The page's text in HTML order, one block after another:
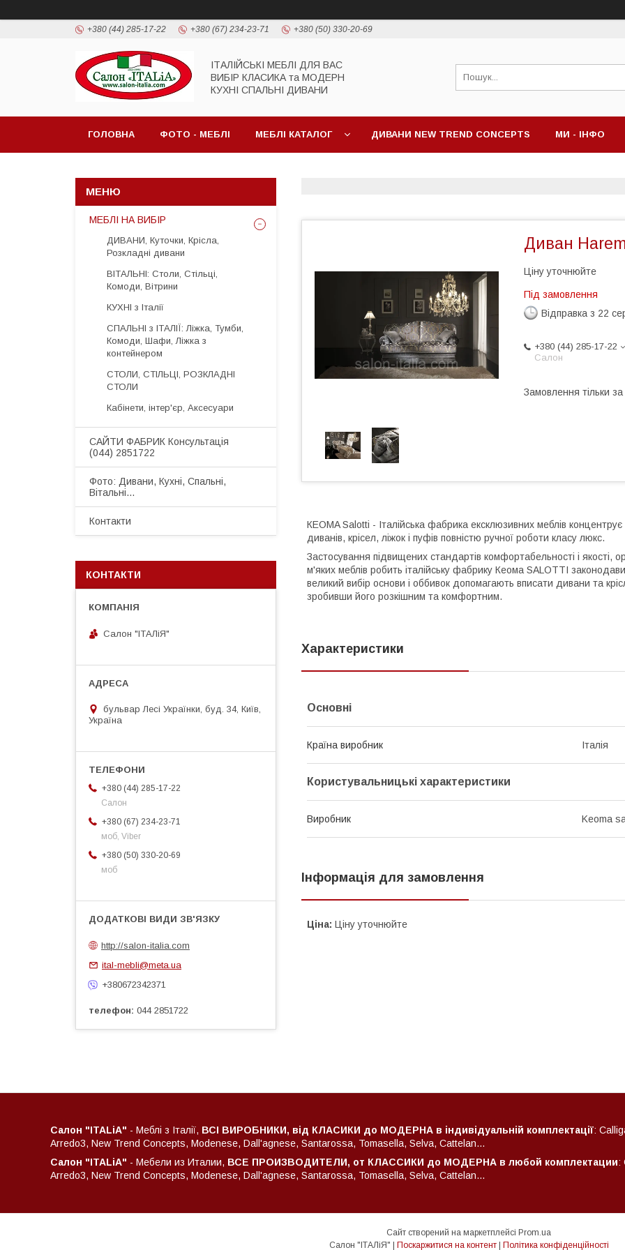
+380 (44) 285-17-22 +380 (67) 234-23-71 +380 (50) 330-20-69
ІТАЛІЙСЬКІ МЕБЛІ ДЛЯ ВАС
ВИБІР КЛАСИКА та МОДЕРН
КУХНІ СПАЛЬНІ ДИВАНИ
ГОЛОВНА ФОТО - МЕБЛІ МЕБЛІ КАТАЛОГ ДИВАНИ NEW TREND CONCEPTS МИ - ІНФО
Диван
Ціну уточнюйте
Під замовлення
Відправка з 22
+380 (44) 285-17-22
Салон
Замовлення тільки
КEOMA Salotti - Італійська фабрика ексклюзивних меблів
диванів, крісел, ліжок і пуфів повністю ручної роботи класу люкс.
Застосування підвищених стандартів комфортабельності і якості,
м'яких меблів робить італійську фабрику Кеома SALOTTI
великий вибір основи і оббивок допомагають вписати дивани та
зробивши його розкішним та комфортним.
Характеристики
Основні
Країна виробник Італія
Користувальницькі характеристики
Виробник Keoma
Інформація для замовлення
Ціна: Ціну уточнюйте
МЕБЛІ НА ВИБІР
ДИВАНИ, Куточки, Крісла,
Розкладні дивани
ВІТАЛЬНІ: Столи, Стільці,
Комоди, Вітрини
КУХНІ з Італії
СПАЛЬНІ з ІТАЛІЇ: Ліжка, Тумби,
Комоди, Шафи, Ліжка з
контейнером
СТОЛИ, СТІЛЬЦІ, РОЗКЛАДНІ
СТОЛИ
Кабінети, інтер'єр, Аксесуари
САЙТИ ФАБРИК Консультація
(044) 2851722
Фото: Дивани, Кухні, Спальні,
Вітальні...
Контакти
КОНТАКТИ
Салон "ІТАЛіЯ"
бульвар Лесі Українки, буд. 34, Київ,
Україна
+380 (44) 285-17-22
Салон
+380 (67) 234-23-71
моб, Viber
+380 (50) 330-20-69
моб
http://salon-italia.com
ital-mebli@meta.ua
+380672342371
телефон 044 2851722
Салон "ITALiA" - Меблі з Італії, ВСІ ВИРОБНИКИ, від КЛАСИКИ до МОДЕРНА в індивідуальній комплектації:
Arredo3, New Trend Concepts, Modenese, Dall'agnese, Santarossa, Tomasella, Selva, Cattelan...
Салон "ITALiA" - Мебели из Италии, ВСЕ ПРОИЗВОДИТЕЛИ, от КЛАССИКИ до МОДЕРНА в любой комплектации:
Arredo3, New Trend Concepts, Modenese, Dall'agnese, Santarossa, Tomasella, Selva, Cattelan...
Сайт створений на маркетплейсі Prom.ua
Поскаржитися на контент Політика конфіденційності